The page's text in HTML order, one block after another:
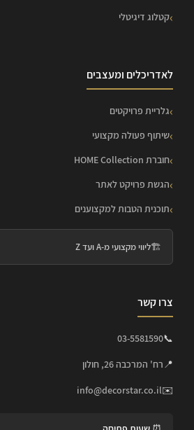
קטלוג דיגיטלי
לאדריכלים ומעצבים
גלריית פרויקטים
שיתוף פעולה מקצועי
חוברת HOME Collection
הגשת פרויקט לאתר
תוכנית הטבות למקצוענים
🏗️ליווי מקצועי מ-A ועד Z
צרו קשר
📞
03-5581590
📍רח' המרכבה 26, חולון
✉️
info@decorstar.co.il